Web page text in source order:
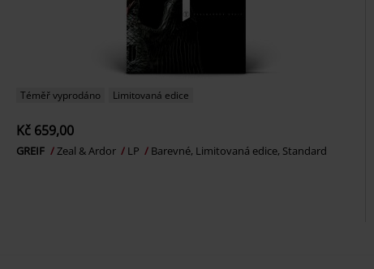
Téměř vyprodáno Limitovaná edice
Kč 659,00
GREIF Zeal & Ardor LP Barevné, Limitovaná edice, Standard